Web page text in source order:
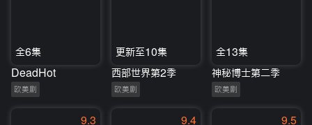
全6集
DeadHot
欧美剧
更新至10集
西部世界第2季
欧美剧
全13集
神秘博士第二季
欧美剧
9.3 9.4 9.5